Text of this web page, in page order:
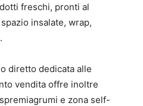
freschi, pronti al
insalate, wrap,
diretto dedicata alle
vendita offre inoltre
e zona self-